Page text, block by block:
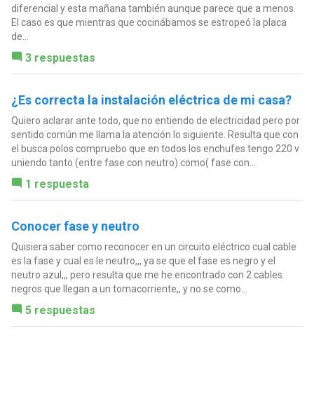
diferencial y esta mañana también aunque parece que a menos.
El caso es que mientras que cocinábamos se estropeó la placa
de...
3 respuestas
¿Es correcta la instalación eléctrica de mi casa?
Quiero aclarar ante todo, que no entiendo de electricidad pero por
sentido común me llama la atención lo siguiente. Resulta que con
el busca polos compruebo que en todos los enchufes tengo 220 v
uniendo tanto (entre fase con neutro) como( fase con...
1 respuesta
Conocer fase y neutro
Quisiera saber como reconocer en un circuito eléctrico cual cable
es la fase y cual es le neutro,,, ya se que el fase es negro y el
neutro azul,,, pero resulta que me he encontrado con 2 cables
negros que llegan a un tomacorriente,, y no se como...
5 respuestas